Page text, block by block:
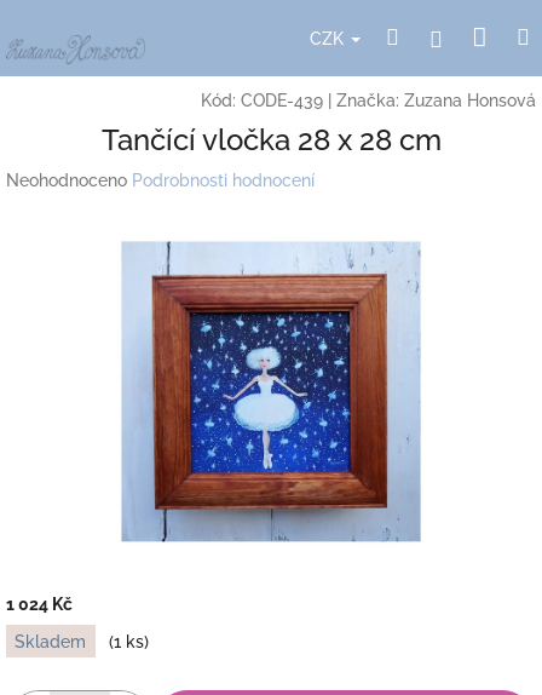
na
obsah
CZK HledatPřihlášení
Kód: CODE-439 Značka: Zuzana Honsová
Tančící vločka 28 x 28 cm
Průměrné
Neohodnoceno Podrobnosti hodnocení
1 024 Kč
Měrná
cena:
Skladem (1 ks)